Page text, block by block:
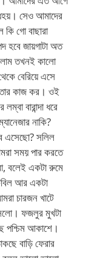
সেও আমাদের
গো বাছারা
হবে জায়গাটা অত
তখনই কালো
বেরিয়ে এসে
কাজ কর। ওই
বারান্দা ধরে
নাকি?
এসেছো? সলিল
সময় পার করতে
বলেই একটা রুমে
আর একটা
চারজন খাটে
ফজলুর মুখটা
পশ্চিম আকাশে।
বাড়ি ফেরার